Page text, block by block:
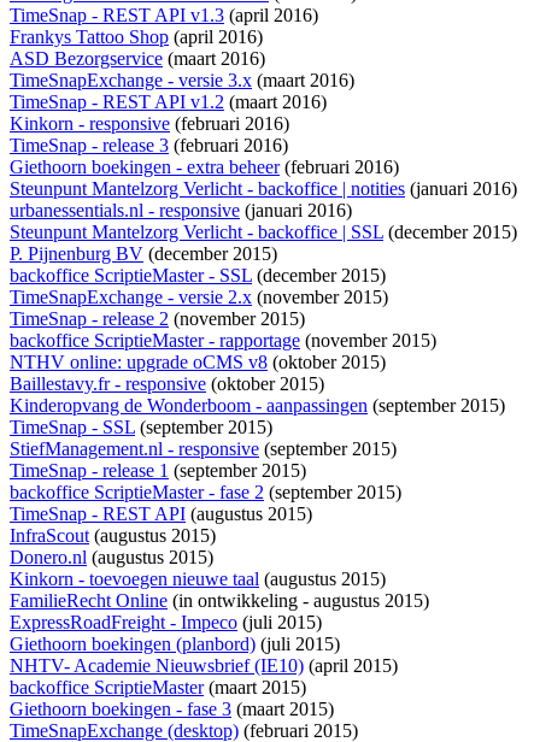
TimeSnap - REST API v1.3 (april 2016)
Frankys Tattoo Shop (april 2016)
ASD Bezorgservice (maart 2016)
TimeSnapExchange - versie 3.x (maart 2016)
TimeSnap - REST API v1.2 (maart 2016)
Kinkorn - responsive (februari 2016)
TimeSnap - release 3 (februari 2016)
Giethoorn boekingen - extra beheer(februari 2016)
Steunpunt Mantelzorg Verlicht - backoffice | notities (januari 2016)
urbanessentials.nl - responsive (januari 2016)
Steunpunt Mantelzorg Verlicht - backoffice | SSL (december 2015)
P. Pijnenburg BV (december 2015)
backoffice ScriptieMaster - SSL (december 2015)
TimeSnapExchange - versie 2.x (november 2015)
TimeSnap - release 2 (november 2015)
backoffice ScriptieMaster - rapportage (november 2015)
NTHV online: upgrade oCMS v8 (oktober 2015)
Baillestavy.fr - responsive (oktober 2015)
Kinderopvang de Wonderboom - aanpassingen (september 2015)
TimeSnap - SSL (september 2015)
StiefManagement.nl - responsive (september 2015)
TimeSnap - release 1 (september 2015)
backoffice ScriptieMaster - fase 2 (september 2015)
TimeSnap - REST API (augustus 2015)
InfraScout(augustus 2015)
Donero.nl (augustus 2015)
Kinkorn - toevoegen nieuwe taal (augustus 2015)
FamilieRecht Online (in ontwikkeling - augustus 2015)
ExpressRoadFreight - Impeco (juli 2015)
Giethoorn boekingen (planbord) (juli 2015)
NHTV- Academie Nieuwsbrief (IE10) (april 2015)
backoffice ScriptieMaster(maart 2015)
Giethoorn boekingen - fase 3 (maart 2015)
TimeSnapExchange (desktop) (februari 2015)